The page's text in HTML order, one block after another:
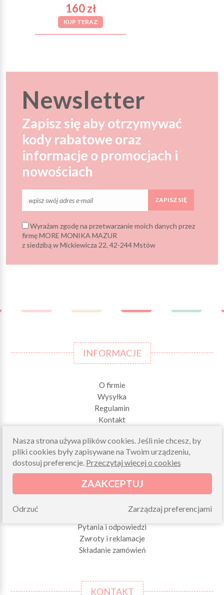
160 zł
KUP TERAZ
Newsletter
Zapisz się aby otrzymywać
kody rabatowe oraz
informacje o promocjach i
nowościach
ZAPISZ SIĘ
Wyrażam zgodę na przetwarzanie moich danych przez
firmę MORE MONIKA MAZUR
z siedzibą w Mickiewicza 22, 42-244 Mstów
INFORMACJE
O firmie
Wysyłka
Regulamin
Kontakt
ZAMÓWIENIA
Pytania i odpowiedzi
Zwroty i reklamacje
Składanie zamówień
KONTAKT
Nasza strona używa plików cookies. Jeśli nie chcesz, by
pliki cookies były zapisywane na Twoim urządzeniu,
dostosuj preferencje. Przeczytaj więcej o cookies
ZAAKCEPTUJ
Zarządzaj preferencjami
Odrzuć